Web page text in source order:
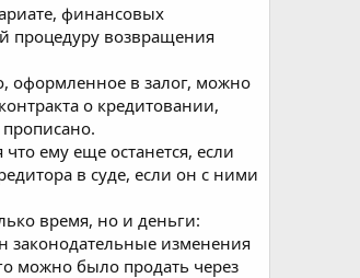
финансовых
процедуру возвращения
оформленное в залог, можно
о кредитовании,
ему еще останется, если
в суде, если он с ними
время, но и деньги:
законодательные изменения
можно было продать через